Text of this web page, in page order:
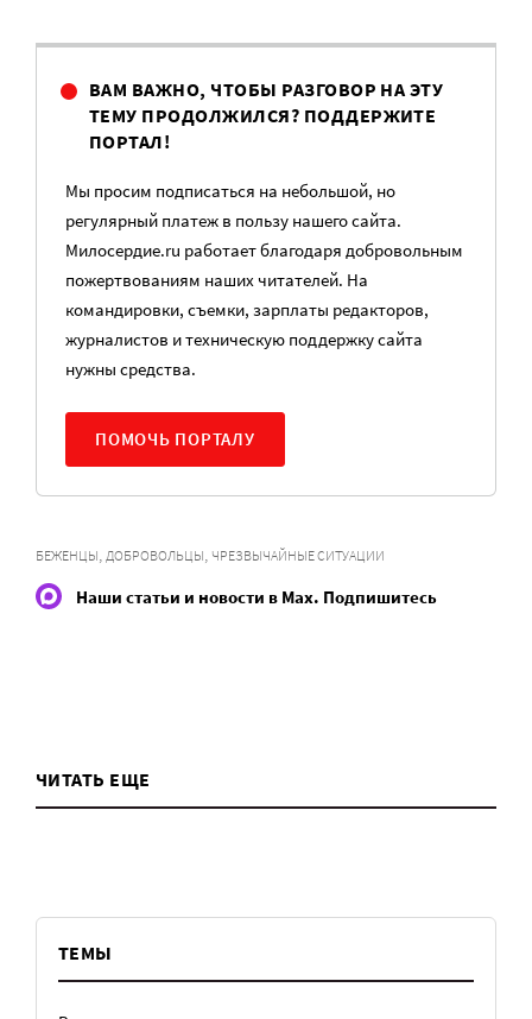
ВАМ ВАЖНО, ЧТОБЫ РАЗГОВОР НА ЭТУ
ТЕМУ ПРОДОЛЖИЛСЯ? ПОДДЕРЖИТЕ
ПОРТАЛ!
Мы просим подписаться на небольшой, но
регулярный платеж в пользу нашего сайта.
Милосердие.ru работает благодаря добровольным
пожертвованиям наших читателей. На
командировки, съемки, зарплаты редакторов,
журналистов и техническую поддержку сайта
нужны средства.
ПОМОЧЬ ПОРТАЛУ
БЕЖЕНЦЫ, ДОБРОВОЛЬЦЫ, ЧРЕЗВЫЧАЙНЫЕ СИТУАЦИИ
Наши статьи и новости в Max. Подпишитесь
ЧИТАТЬ ЕЩЕ
ТЕМЫ